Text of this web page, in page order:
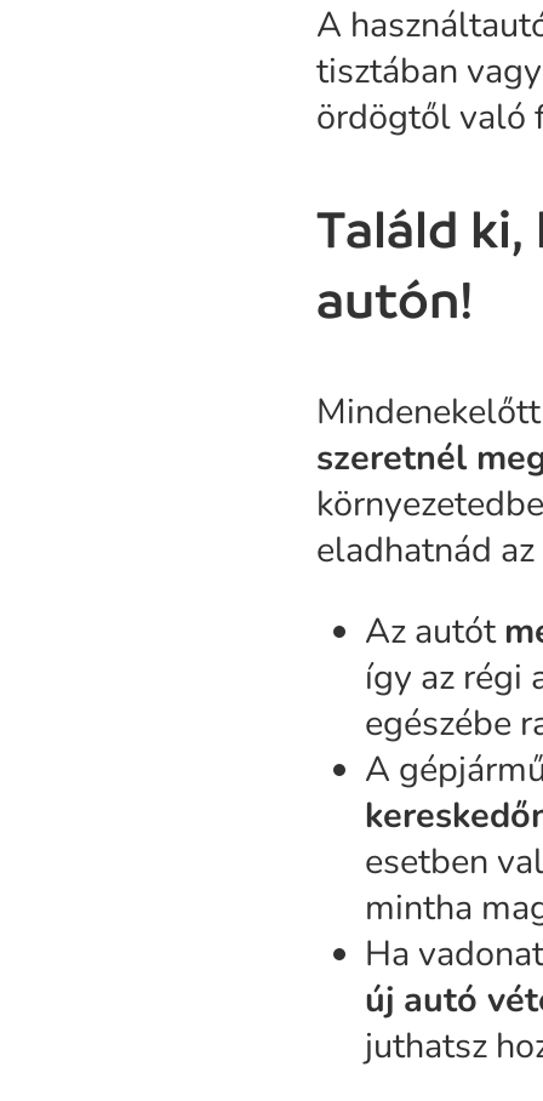
A
tisztában
ördögtől való
Találd
autón!
szeretnél
eladhatnád
Az autót
így az régi
egészébe
A
esetben
mintha
Ha
új autó
juthatsz